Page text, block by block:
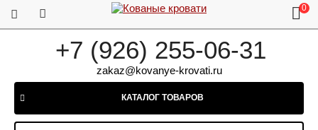
+7 (926) 255-06-31
zakaz@kovanye-krovati.ru
0
КАТАЛОГ ТОВАРОВ